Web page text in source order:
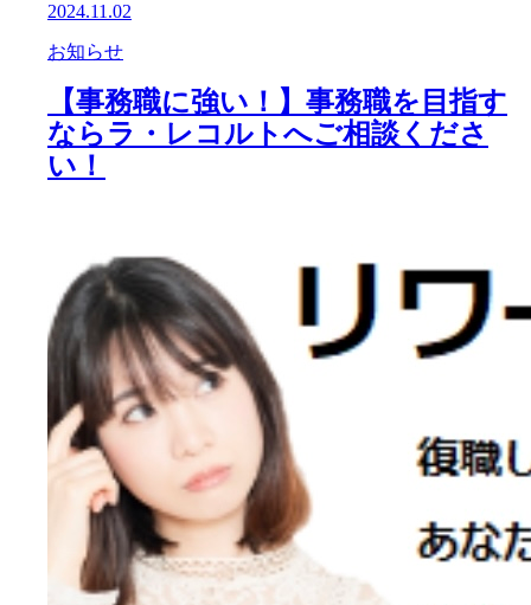
2024.11.02
お知らせ
【事務職に強い！】事務職を目指す
ならラ・レコルトへご相談くださ
い！